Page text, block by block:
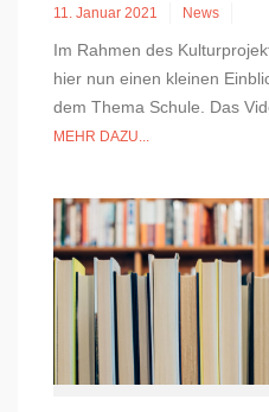
11. Januar 2021 News
Im Rahmen des
hier nun einen kleinen
dem Thema Schule. Das
MEHR DAZU...